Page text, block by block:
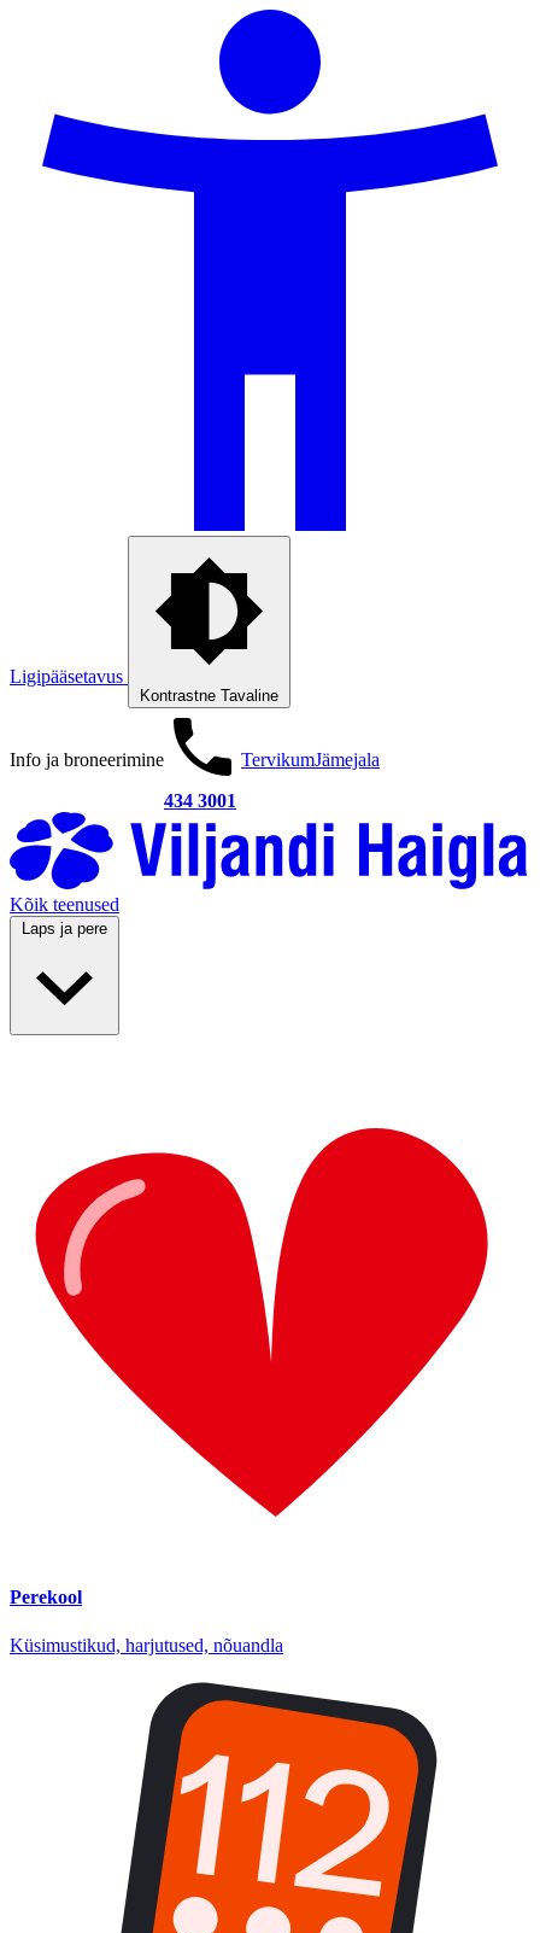
Ligipääsetavus
Kontrastne Tavaline
Info ja broneerimine
434 3001
TervikumJämejala
Kõik teenused
Laps ja pere
Perekool
Küsimustikud, harjutused, nõuandla